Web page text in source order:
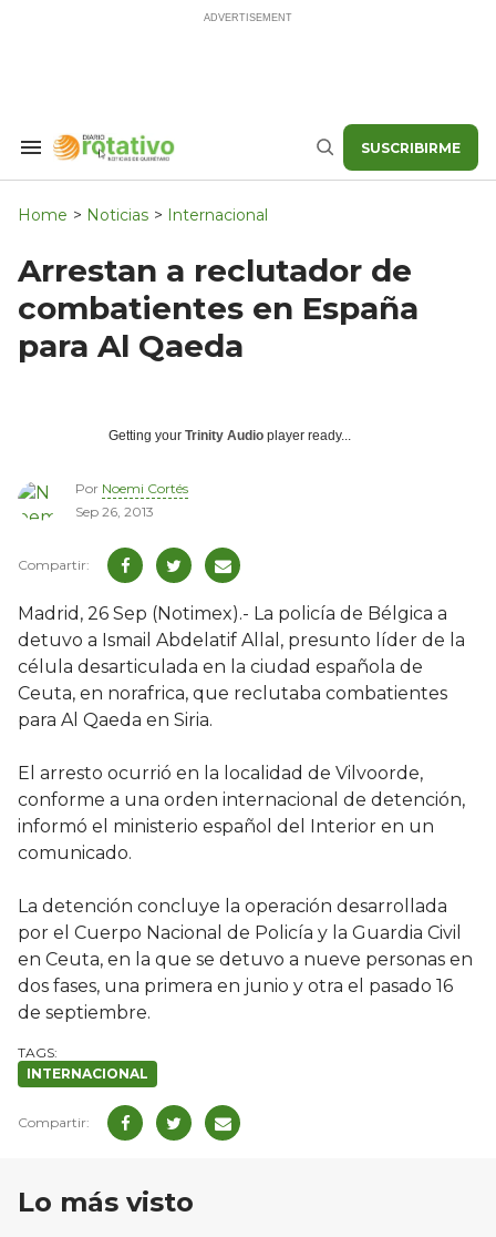
Search
Navigation
Buscar SUSCRIBIRME
Home > Noticias > Internacional
Arrestan a reclutador de
combatientes en España
para Al Qaeda
Getting your Trinity Audio player ready...
Por Noemi Cortés
Sep 26, 2013
Madrid, 26 Sep (Notimex).- La policía de Bélgica a
detuvo a Ismail Abdelatif Allal, presunto líder de la
célula desarticulada en la ciudad española de
Ceuta, en norafrica, que reclutaba combatientes
para Al Qaeda en Siria.
El arresto ocurrió en la localidad de Vilvoorde,
conforme a una orden internacional de detención,
informó el ministerio español del Interior en un
comunicado.
La detención concluye la operación desarrollada
por el Cuerpo Nacional de Policía y la Guardia Civil
en Ceuta, en la que se detuvo a nueve personas en
dos fases, una primera en junio y otra el pasado 16
de septiembre.
INTERNACIONAL
Lo más visto